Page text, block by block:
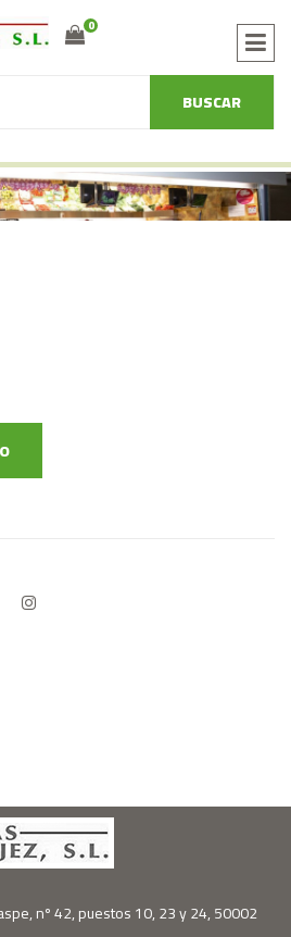
0
BUSCAR
nº 42, puestos 10, 23 y 24, 50002